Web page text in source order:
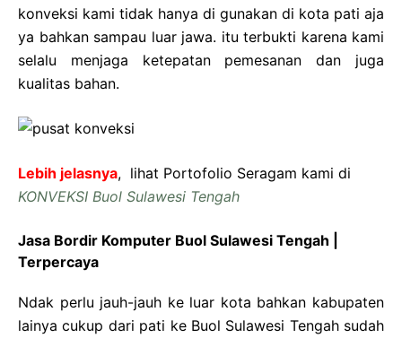
konveksi kami tidak hanya di gunakan di kota pati aja
ya bahkan sampau luar jawa. itu terbukti karena kami
selalu menjaga ketepatan pemesanan dan juga
kualitas bahan.
Lebih jelasnya, lihat Portofolio Seragam kami di
KONVEKSI Buol Sulawesi Tengah
Jasa Bordir Komputer Buol Sulawesi Tengah |
Terpercaya
Ndak perlu jauh-jauh ke luar kota bahkan kabupaten
lainya cukup dari pati ke Buol Sulawesi Tengah sudah